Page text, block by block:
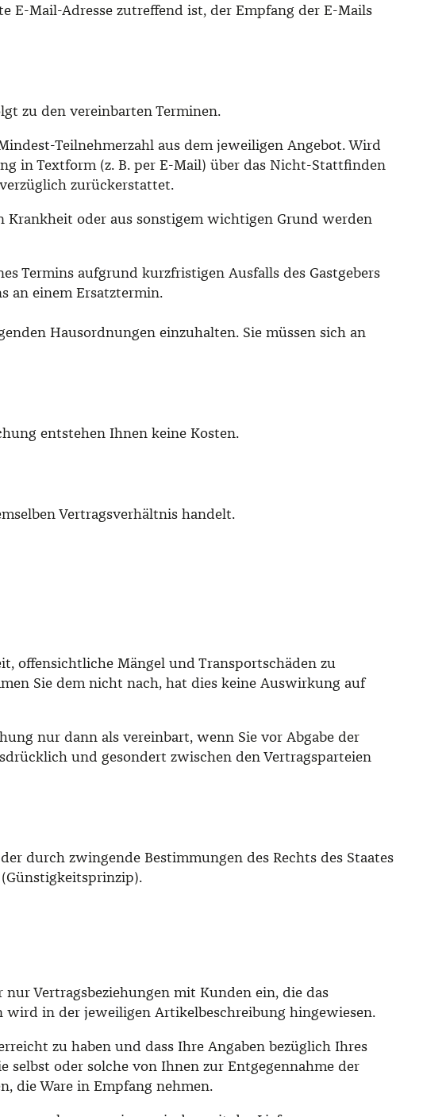
E-Mail-Adresse zutreffend ist, der Empfang der E-Mails
zu den vereinbarten Terminen.
Teilnehmerzahl aus dem jeweiligen Angebot. Wird
in Textform (z. B. per E-Mail) über das Nicht-Stattfinden
zurückerstattet.
Krankheit oder aus sonstigem wichtigen Grund werden
Termins aufgrund kurzfristigen Ausfalls des Gastgebers
an einem Ersatztermin.
Hausordnungen einzuhalten. Sie müssen sich an
entstehen Ihnen keine Kosten.
Vertragsverhältnis handelt.
offensichtliche Mängel und Transportschäden zu
Sie dem nicht nach, hat dies keine Auswirkung auf
nur dann als vereinbart, wenn Sie vor Abgabe der
und gesondert zwischen den Vertragsparteien
durch zwingende Bestimmungen des Rechts des Staates
nur Vertragsbeziehungen mit Kunden ein, die das
wird in der jeweiligen Artikelbeschreibung hingewiesen.
zu haben und dass Ihre Angaben bezüglich Ihres
selbst oder solche von Ihnen zur Entgegennahme der
die Ware in Empfang nehmen.